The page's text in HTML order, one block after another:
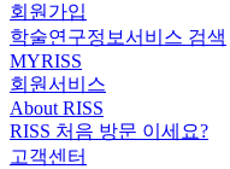
회원가입
학술연구정보서비스 검색
MYRISS
회원서비스
About RISS
RISS 처음 방문 이세요?
고객센터